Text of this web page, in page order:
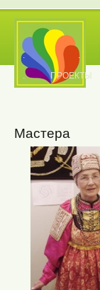
. . .
. ПРОЕКТЫ
Мастера